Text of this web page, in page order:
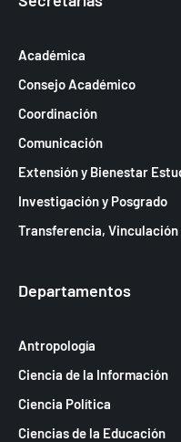
Académica
Consejo Académico
Coordinación
Comunicación
Extensión y Bienestar
Investigación y Posgrado
Transferencia,
Departamentos
Antropología
Ciencia de la Información
Ciencia Política
Ciencias de la Educación